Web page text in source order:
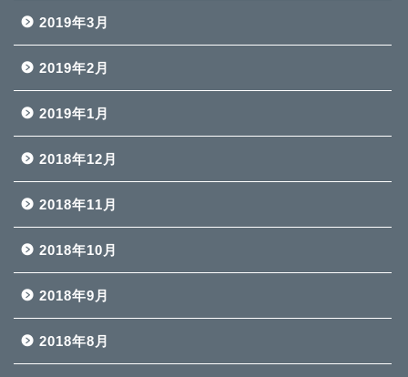
2019年3月
2019年2月
2019年1月
2018年12月
2018年11月
2018年10月
2018年9月
2018年8月